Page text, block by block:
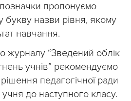
позначки пропонуємо
букву назви рівня, якому
навчання.
журналу “Зведений облік
учнів” рекомендуємо
педагогічної ради
до наступного класу.